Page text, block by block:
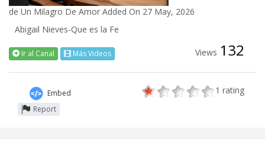
de Un Milagro De Amor Added On 27 May, 2026
Abigail Nieves-Que es la Fe
Ir al Canal Más Videos Views 132
Embed
Report
1 rating